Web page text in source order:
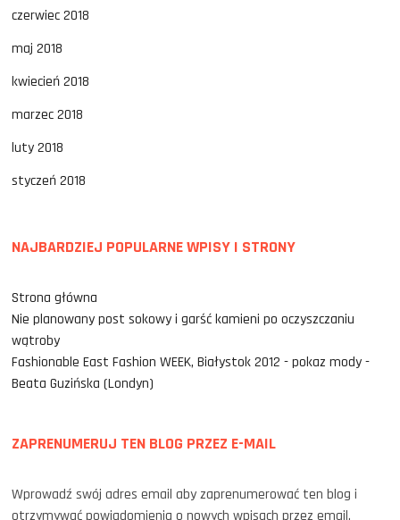
czerwiec 2018
maj 2018
kwiecień 2018
marzec 2018
luty 2018
styczeń 2018
NAJBARDZIEJ POPULARNE WPISY I STRONY
Strona główna
Nie planowany post sokowy i garść kamieni po oczyszczaniu
wątroby
Fashionable East Fashion WEEK, Białystok 2012 - pokaz mody -
Beata Guzińska (Londyn)
ZAPRENUMERUJ TEN BLOG PRZEZ E-MAIL
Wprowadź swój adres email aby zaprenumerować ten blog i
otrzymywać powiadomienia o nowych wpisach przez email.